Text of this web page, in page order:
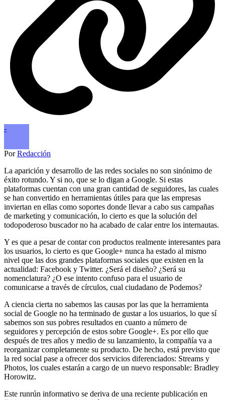
-
PorRedacción
La aparición y desarrollo de las redes sociales no son sinónimo de
éxito rotundo. Y si no, que se lo digan a Google. Si estas
plataformas cuentan con una gran cantidad de seguidores, las cuales
se han convertido en herramientas útiles para que las empresas
inviertan en ellas como soportes donde llevar a cabo sus campañas
de marketing y comunicación, lo cierto es que la solución del
todopoderoso buscador no ha acabado de calar entre los internautas.
Y es que a pesar de contar con productos realmente interesantes para
los usuarios, lo cierto es que Google+ nunca ha estado al mismo
nivel que las dos grandes plataformas sociales que existen en la
actualidad: Facebook y Twitter. ¿Será el diseño? ¿Será su
nomenclatura? ¿O ese intento confuso para el usuario de
comunicarse a través de círculos, cual ciudadano de Podemos?
A ciencia cierta no sabemos las causas por las que la herramienta
social de Google no ha terminado de gustar a los usuarios, lo que sí
sabemos son sus pobres resultados en cuanto a número de
seguidores y percepción de estos sobre Google+. Es por ello que
después de tres años y medio de su lanzamiento, la compañía va a
reorganizar completamente su producto. De hecho, está previsto que
la red social pase a ofrecer dos servicios diferenciados: Streams y
Photos, los cuales estarán a cargo de un nuevo responsable: Bradley
Horowitz.
Este runrún informativo se deriva de una reciente publicación en